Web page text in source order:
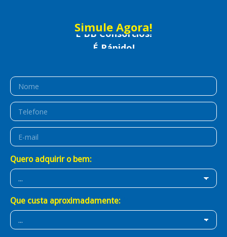
Simule Agora!
É Rápido!
Quero adquirir o bem:
Que custa aproximadamente: